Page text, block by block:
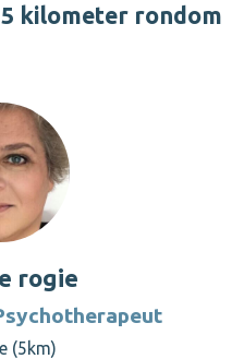
kilometer rondom
rogie
(5km)